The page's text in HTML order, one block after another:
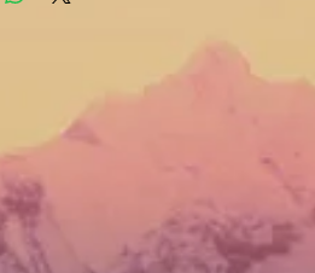
für Urlaub Dekor und Geschenke
nur die Papierlampe ohne